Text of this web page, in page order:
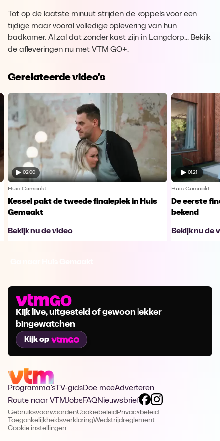
Tot op de laatste minuut strijden de koppels voor een
tijdige maar vooral volledige oplevering van hun
badkamer. Al zal dat zonder kast zijn in Langdorp... Bekijk
de afleveringen nu met VTM GO+.
Gerelateerde video's
02:00
Huis Gemaakt
Kessel pakt de tweede finaleplek in Huis
Gemaakt
Bekijk nu de video
01:21
Huis Gemaakt
De eerste
bekend
Bekijk nu de
Kijk live, uitgesteld of gewoon lekker
bingewatchen
Kijk op
Programma's TV-gidsDoe meeAdverteren
Route naar VTMJobsFAQNieuwsbrief
GebruiksvoorwaardenCookiebeleid Privacybeleid
ToegankelijkheidsverklaringWedstrijdreglement
Cookie instellingen